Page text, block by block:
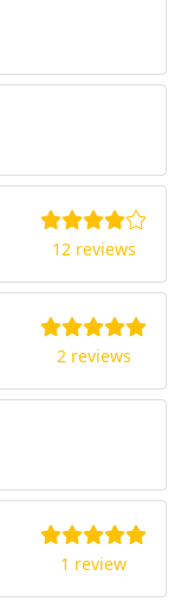
12 reviews
2 reviews
1 review